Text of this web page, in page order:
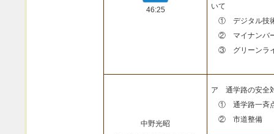
46:25
いて
① デジタル技
② マイナンバ
③ グリーンライ
中野光昭
ア 通学路の安全
① 通学路一斉
② 市道整備